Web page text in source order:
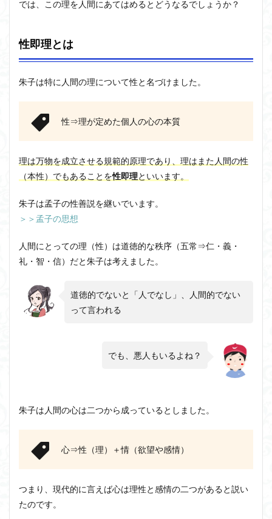
では、この理を人間にあてはめるとどうなるでしょうか？
性即理とは
朱子は特に人間の理について性と名づけました。
性⇒理が定めた個人の心の本質
理は万物を成立させる規範的原理であり、理はまた人間の性
（本性）でもあることを性即理といいます。
朱子は孟子の性善説を継いでいます。
＞＞孟子の思想
人間にとっての理（性）は道徳的な秩序（五常⇒仁・義・
礼・智・信）だと朱子は考えました。
道徳的でないと「人でなし」、人間的でない
って言われる
でも、悪人もいるよね？
朱子は人間の心は二つから成っているとしました。
心⇒性（理）＋情（欲望や感情）
つまり、現代的に言えば心は理性と感情の二つがあると説い
たのです。